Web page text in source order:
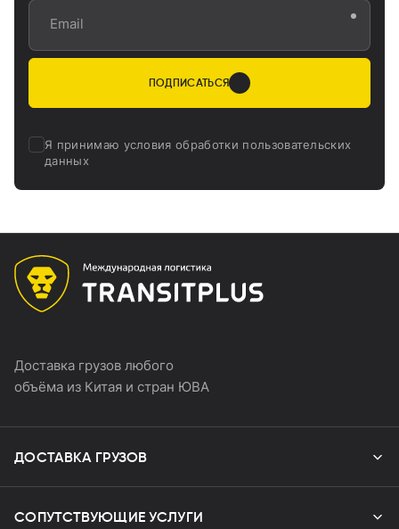
Email
ПОДПИСАТЬСЯ
Я принимаю условия обработки пользовательских
данных
Доставка грузов любого
объёма из Китая и стран ЮВА
ДОСТАВКАГРУЗОВ
Авиадоставка
СОПУТСТВУЮЩИЕ УСЛУГИ